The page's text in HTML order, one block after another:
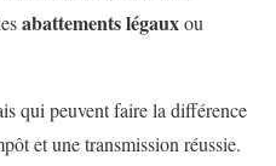
abattements légauxou
qui peuvent faire la différence
et une transmission réussie.